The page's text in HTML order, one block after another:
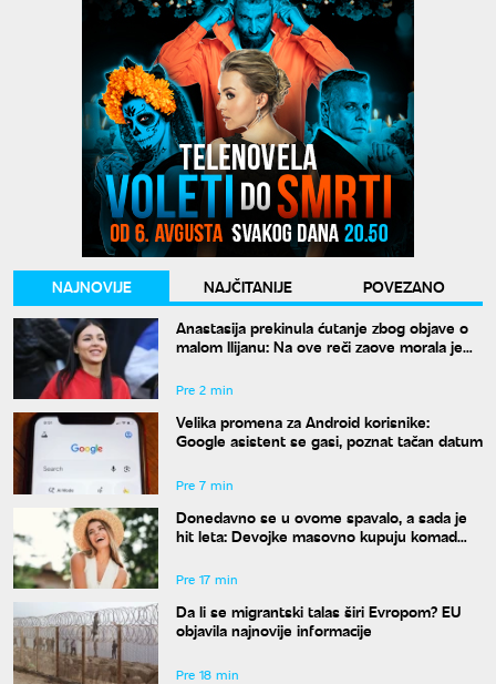
NAJNOVIJE NAJČITANIJE
POVEZANO
Anastasija prekinula ćutanje zbog objave o
malom Ilijanu: Na ove reči zaove morala je
Pre 2 min
Velika promena za Android korisnike:
Google asistent se gasi, poznat tačan datum
Pre 7 min
Donedavno se u ovome spavalo, a sada je
hit leta: Devojke masovno kupuju komad
Pre 17 min
Da li se migrantski talas širi Evropom? EU
objavila najnovije informacije
Pre 18 min